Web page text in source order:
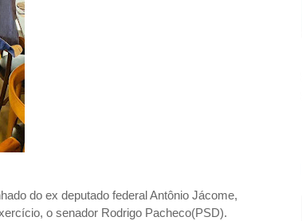
do ex deputado federal Antônio Jácome,
o senador Rodrigo Pacheco(PSD).